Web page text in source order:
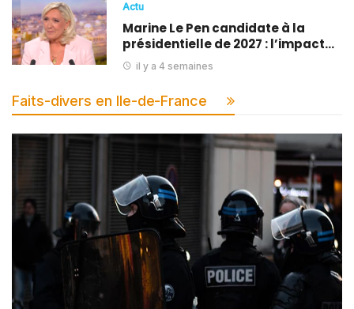
Actu
Marine Le Pen candidate à la
présidentielle de 2027 : l’impact…
il y a 4 semaines
Faits-divers en Ile-de-France